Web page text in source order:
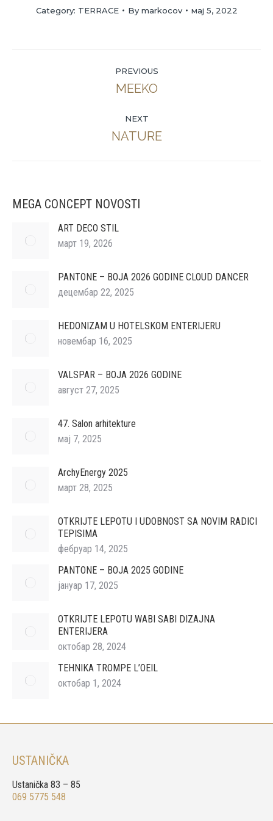
Category: TERRACE By markocov мај 5, 2022
PREVIOUS
Previous
MEEKO
NEXT
Next
NATURE
MEGA CONCEPT NOVOSTI
ART DECO STIL
март 19, 2026
PANTONE – BOJA 2026 GODINE CLOUD DANCER
децембар 22, 2025
HEDONIZAM U HOTELSKOM ENTERIJERU
новембар 16, 2025
VALSPAR – BOJA 2026 GODINE
август 27, 2025
47. Salon arhitekture
мај 7, 2025
ArchyEnergy 2025
март 28, 2025
OTKRIJTE LEPOTU I UDOBNOST SA NOVIM RADICI
TEPISIMA
фебруар 14, 2025
PANTONE – BOJA 2025 GODINE
јануар 17, 2025
OTKRIJTE LEPOTU WABI SABI DIZAJNA
ENTERIJERA
октобар 28, 2024
TEHNIKA TROMPE L’OEIL
октобар 1, 2024
USTANIČKA
Ustanička 83 – 85
069 5775 548